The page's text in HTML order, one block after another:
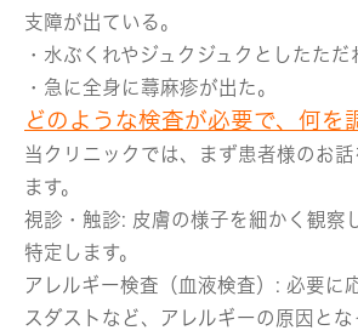
支障が出ている。
・水ぶくれやジュクジュクとしたただ
・急に全身に蕁麻疹が出た。
どのような検査が必要で、何を
当クリニックでは、まず患者様のお
ます。
視診・触診: 皮膚の様子を細かく観察
特定します。
アレルギー検査（血液検査）: 必要に
スダストなど、アレルギーの原因と